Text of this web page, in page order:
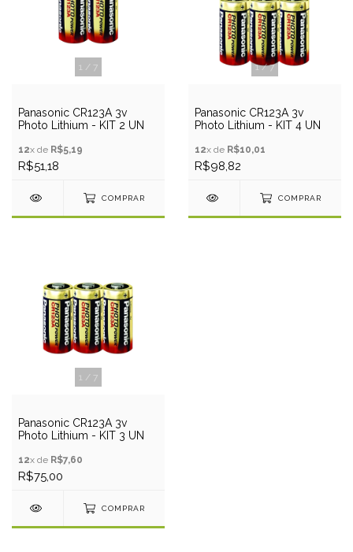
1 / 7
Panasonic CR123A 3v
Photo Lithium - KIT 2 UN
12x de R$5,19
R$51,18
COMPRAR
1/7
Panasonic CR123A 3v
Photo Lithium - KIT 4 UN
12x de R$10,01
R$98,82
COMPRAR
1 / 7
Panasonic CR123A 3v
Photo Lithium - KIT 3 UN
12x de R$7,60
R$75,00
COMPRAR